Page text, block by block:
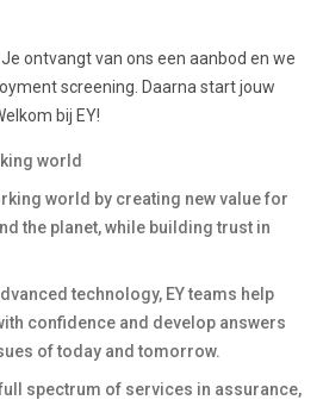
ontvangt van ons een aanbod en we
screening. Daarna start jouw
bij EY!
world
world by creating new value for
the planet, while building trust in
technology, EY teams help
confidence and develop answers
of today and tomorrow.
spectrum of services in assurance,